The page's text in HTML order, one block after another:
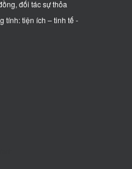
đối tác sự thỏa
tính: tiện ích – tinh tế -